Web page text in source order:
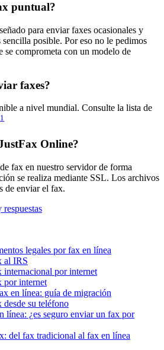
puntual?
para enviar faxes ocasionales y
posible. Por eso no le pedimos
se comprometa con un modelo de
faxes?
a nivel mundial. Consulte la lista de
1
Online?
fax en nuestro servidor de forma
se realiza mediante SSL. Los archivos
de enviar el fax.
legales por fax en línea
al IRS
internacional por internet
por internet
en línea: guía de migración
su teléfono
línea: ¿es seguro enviar un fax por
del fax tradicional al fax en línea